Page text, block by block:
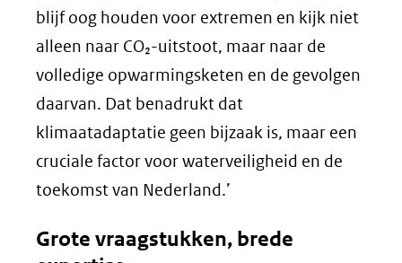
blijf oog houden voor extremen en kijk niet
alleen naar CO₂-uitstoot, maar naar de
volledige opwarmingsketen en de gevolgen
daarvan. Dat benadrukt dat
klimaatadaptatie geen bijzaak is, maar een
cruciale factor voor waterveiligheid en de
toekomst van Nederland.’
Grote vraagstukken, brede